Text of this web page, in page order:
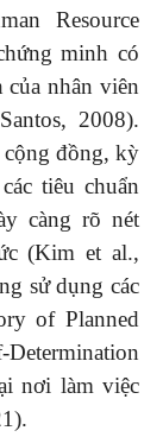
Resource
minh có
nhân viên
2008).
cộng đồng, kỳ
tiêu chuẩn
càng rõ nét
(Kim et al.,
sử dụng các
of Planned
nơi làm việc